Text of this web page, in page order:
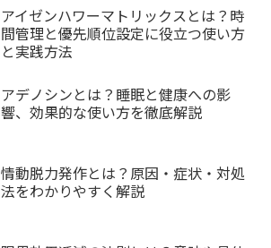
アイゼンハワーマトリックスとは？時
間管理と優先順位設定に役立つ使い方
と実践方法
アデノシンとは？睡眠と健康への影
響、効果的な使い方を徹底解説
情動脱力発作とは？原因・症状・対処
法をわかりやすく解説